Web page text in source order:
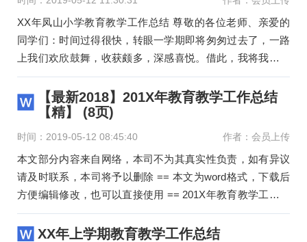
XX年凤山小学教育教学工作总结 尊敬的各位老师、亲爱的
同学们：时间过得很快，转眼一学期即将匆匆过去了，一路
上我们欢欣鼓舞，收获颇多，深感喜悦。借此，我将我校教
育教学工作做个总
【最新2018】201X年教育教学工作总结
【精】 (8页)
时间：2019-05-12 08:45:40 作者：会员上传
本文部分内容来自网络，本司不为其真实性负责，如有异议
请及时联系，本司将予以删除 == 本文为word格式，下载后
方便编辑修改，也可以直接使用 == 201X年教育教学工作总
结【精】 教育
XX年上学期教育教学工作总结